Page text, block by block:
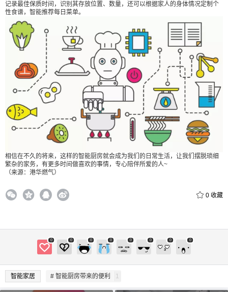
记录最佳保质时间，识别其存放位置、数量，还可以根据家人的身体情况定制个
性食谱，智能推荐每日菜单。
相信在不久的将来，这样的智能厨房就会成为我们的日常生活，让我们摆脱琐细
繁杂的家务，有更多时间做喜欢的事情，专心陪伴所爱的人~
（来源：港华燃气）
0 收藏
0 0 0 0 0 0 0 0
智能家居 # 智能厨房带来的便利 1
元 10 元
20 元 50 元 自定义
付费内容
¥
6位以上
6位以上
忘记密码？